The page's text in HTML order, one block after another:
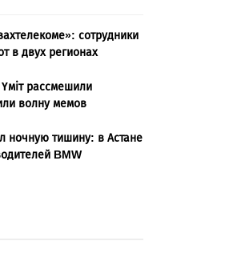
сотрудники
в двух регионах
рассмешили
волну мемов
ночную тишину: в Астане
BMW